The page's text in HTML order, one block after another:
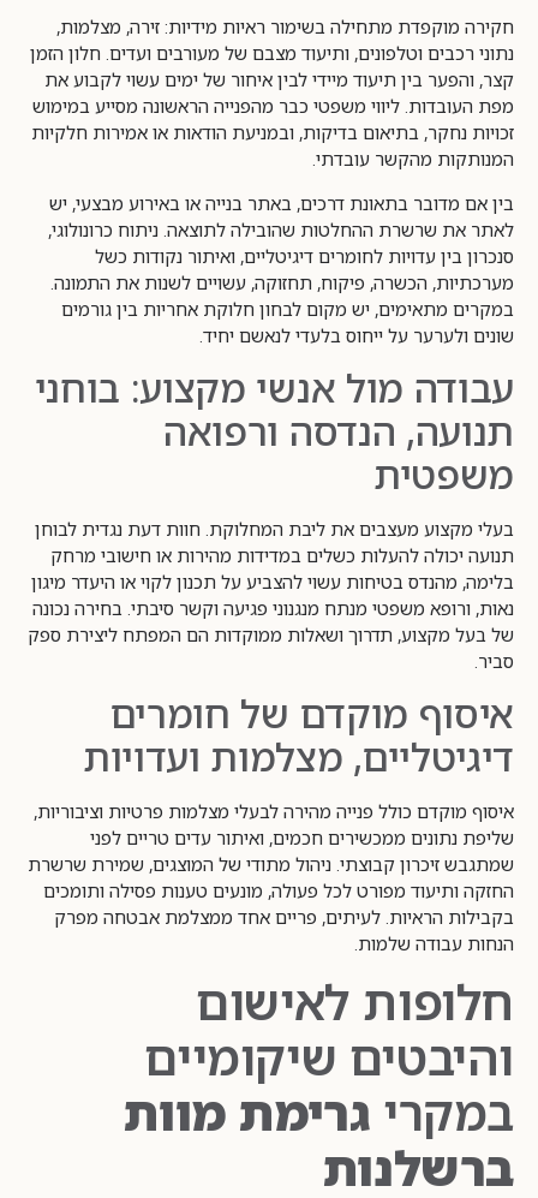
חקירה מוקפדת מתחילה בשימור ראיות מידיות: זירה, מצלמות,
נתוני רכבים וטלפונים, ותיעוד מצבם של מעורבים ועדים. חלון הזמן
קצר, והפער בין תיעוד מיידי לבין איחור של ימים עשוי לקבוע את
מפת העובדות. ליווי משפטי כבר מהפנייה הראשונה מסייע במימוש
זכויות נחקר, בתיאום בדיקות, ובמניעת הודאות או אמירות חלקיות
המנותקות מהקשר עובדתי.
בין אם מדובר בתאונת דרכים, באתר בנייה או באירוע מבצעי, יש
לאתר את שרשרת ההחלטות שהובילה לתוצאה. ניתוח כרונולוגי,
סנכרון בין עדויות לחומרים דיגיטליים, ואיתור נקודות כשל
מערכתיות, הכשרה, פיקוח, תחזוקה, עשויים לשנות את התמונה.
במקרים מתאימים, יש מקום לבחון חלוקת אחריות בין גורמים
שונים ולערער על ייחוס בלעדי לנאשם יחיד.
עבודה מול אנשי מקצוע: בוחני
תנועה, הנדסה ורפואה
משפטית
בעלי מקצוע מעצבים את ליבת המחלוקת. חוות דעת נגדית לבוחן
תנועה יכולה להעלות כשלים במדידות מהירות או חישובי מרחק
בלימה, מהנדס בטיחות עשוי להצביע על תכנון לקוי או היעדר מיגון
נאות, ורופא משפטי מנתח מנגנוני פגיעה וקשר סיבתי. בחירה נכונה
של בעל מקצוע, תדרוך ושאלות ממוקדות הם המפתח ליצירת ספק
סביר.
איסוף מוקדם של חומרים
דיגיטליים, מצלמות ועדויות
איסוף מוקדם כולל פנייה מהירה לבעלי מצלמות פרטיות וציבוריות,
שליפת נתונים ממכשירים חכמים, ואיתור עדים טריים לפני
שמתגבש זיכרון קבוצתי. ניהול מתודי של המוצגים, שמירת שרשרת
החזקה ותיעוד מפורט לכל פעולה, מונעים טענות פסילה ותומכים
בקבילות הראיות. לעיתים, פריים אחד ממצלמת אבטחה מפרק
הנחות עבודה שלמות.
חלופות לאישום
והיבטים שיקומיים
במקרי גרימת מוות
ברשלנות